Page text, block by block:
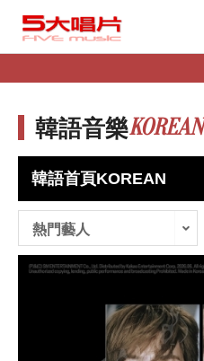
韓語音樂KOREAN
韓語首頁KOREAN
熱門藝人